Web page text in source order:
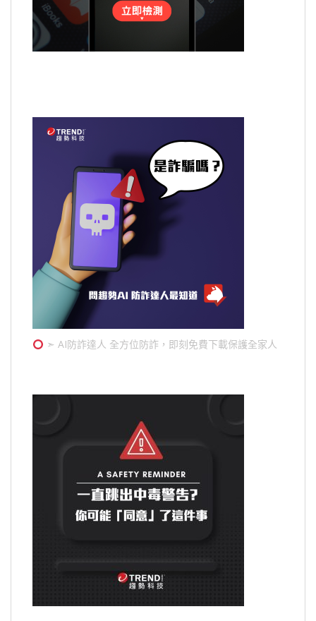
➣ AI防詐達人 全方位防詐，即刻免費下載保護全家人